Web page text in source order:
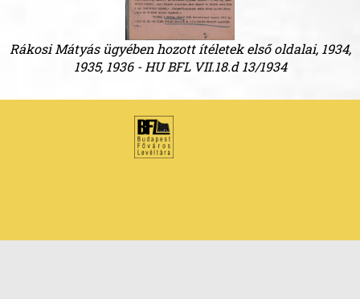
Rákosi Mátyás ügyében hozott ítéletek első oldalai, 1934,
1935, 1936 - HU BFL VII.18.d 13/1934